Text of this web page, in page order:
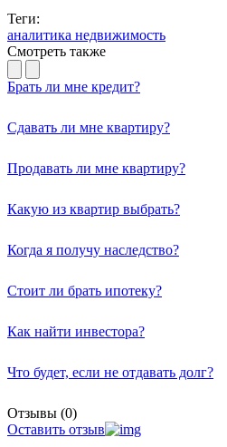
Теги:
аналитика недвижимость
Смотреть также
Брать ли мне кредит?
Сдавать ли мне квартиру?
Продавать ли мне квартиру?
Какую из квартир выбрать?
Когда я получу наследство?
Стоит ли брать ипотеку?
Как найти инвестора?
Что будет, если не отдавать долг?
Отзывы (0)
Оставить отзыв